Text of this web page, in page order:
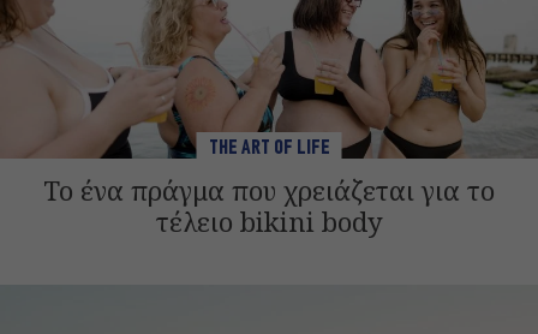
THE ART OF LIFE
Το ένα πράγμα που χρειάζεται για το
τέλειο bikini body